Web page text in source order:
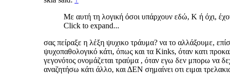
Με αυτή τη λογική όσοι υπάρχουν εδώ, Κ ή όχι,
Click to expand...
σας πείραξε η λέξη ψυχικο τράυμα? να το αλλάξουμε,
ψυχοπαθολογικό κάτι, όπως και τα Kinks, όταν κατι
γεγονότος ονομάζεται τραύμα , όταν εγω δεν μπορω να
αναζητήσω κάτι άλλο, και ΔΕΝ σημαίνει οτι ειμαι